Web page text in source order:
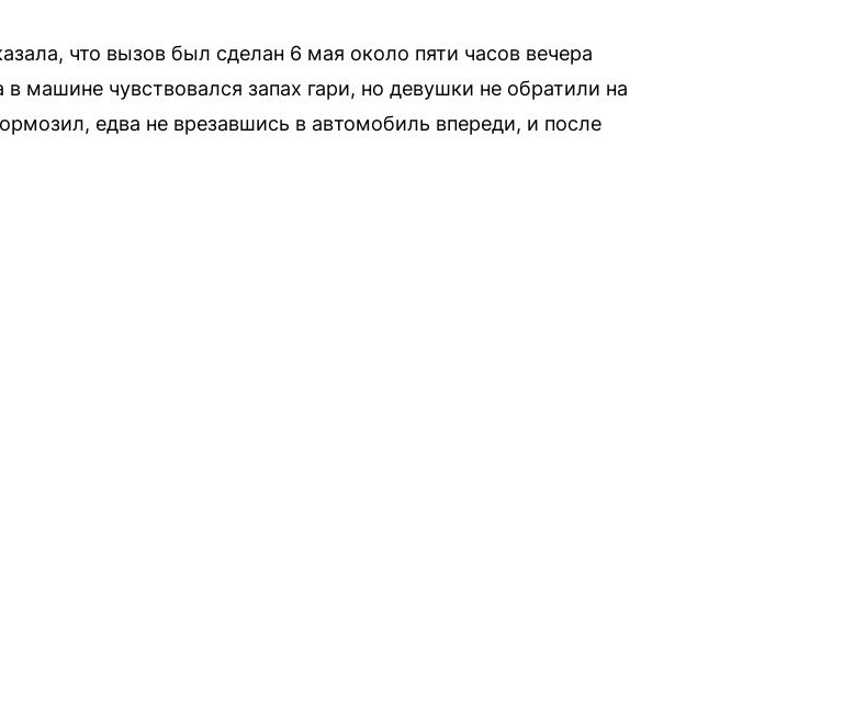
что вызов был сделан 6 мая около пяти часов вечера
в машине чувствовался запах гари, но девушки не обратили на
едва не врезавшись в автомобиль впереди, и после